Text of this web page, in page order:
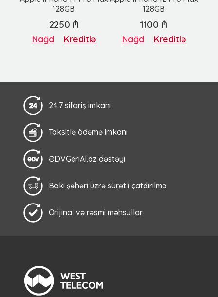
128GB
128GB
2250 ₼
Nağd Kreditlə
1100 ₼
Nağd Kreditlə
24.7 sifariş imkanı
Taksitlə ödəmə imkanı
ƏDVGeriAl.az dəstəyi
Bakı şəhəri üzrə sürətli çatdırılma
Orijinal və rəsmi məhsullar